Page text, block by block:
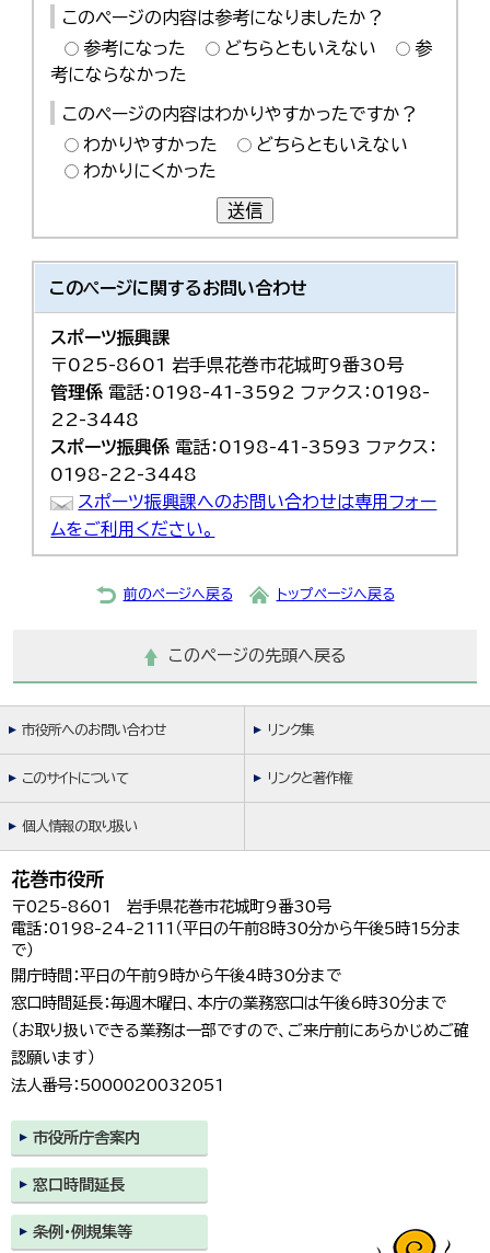
このページの内容は参考になりましたか？
参考になった
どちらともいえない
参
考にならなかった
このページの内容はわかりやすかったですか？
わかりやすかった
どちらともいえない
わかりにくかった
送信
このページに関するお問い合わせ
スポーツ振興課
〒025-8601 岩手県花巻市花城町9番30号
管理係 電話：0198-41-3592 ファクス：0198-
22-3448
スポーツ振興係 電話：0198-41-3593 ファクス：
0198-22-3448
スポーツ振興課へのお問い合わせは専用フォー
ムをご利用ください。
前のページへ戻る トップページへ戻る
このページの先頭へ戻る
市役所へのお問い合わせ リンク集
このサイトについて リンクと著作権
個人情報の取り扱い
花巻市役所
〒025-8601 岩手県花巻市花城町9番30号
電話：0198-24-2111（平日の午前8時30分から午後5時15分ま
で）
開庁時間：平日の午前9時から午後4時30分まで
窓口時間延長：毎週木曜日、本庁の業務窓口は午後6時30分まで
（お取り扱いできる業務は一部ですので、ご来庁前にあらかじめご確
認願います）
法人番号：5000020032051
市役所庁舎案内
窓口時間延長
条例・例規集等